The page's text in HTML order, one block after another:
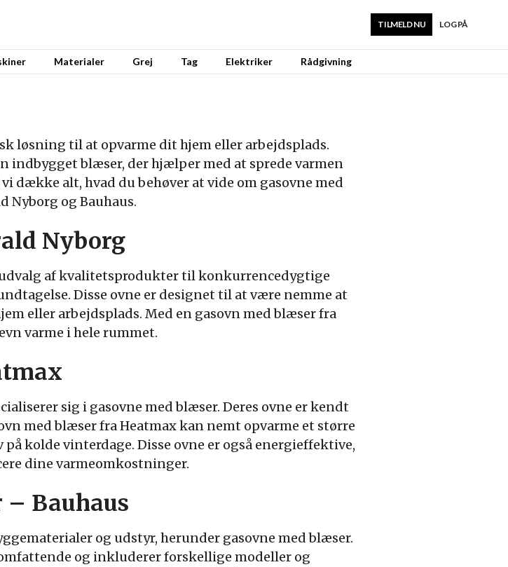
LOG PÅ
TILMELD NU
Materialer Grej Tag Elektriker Rådgivning
løsning til at opvarme dit hjem eller arbejdsplads.
indbygget blæser, der hjælper med at sprede varmen
alt, hvad du behøver at vide om gasovne med
og Bauhaus.
Nyborg
af kvalitetsprodukter til konkurrencedygtige
Disse ovne er designet til at være nemme at
eller arbejdsplads. Med en gasovn med blæser fra
varme i hele rummet.
sig i gasovne med blæser. Deres ovne er kendt
med blæser fra Heatmax kan nemt opvarme et større
kolde vinterdage. Disse ovne er også energieffektive,
dine varmeomkostninger.
Bauhaus
og udstyr, herunder gasovne med blæser.
og inkluderer forskellige modeller og